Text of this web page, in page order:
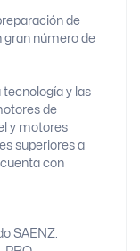
de
gran número de
tecnología y las
de
y motores
superiores a
con
SAENZ.